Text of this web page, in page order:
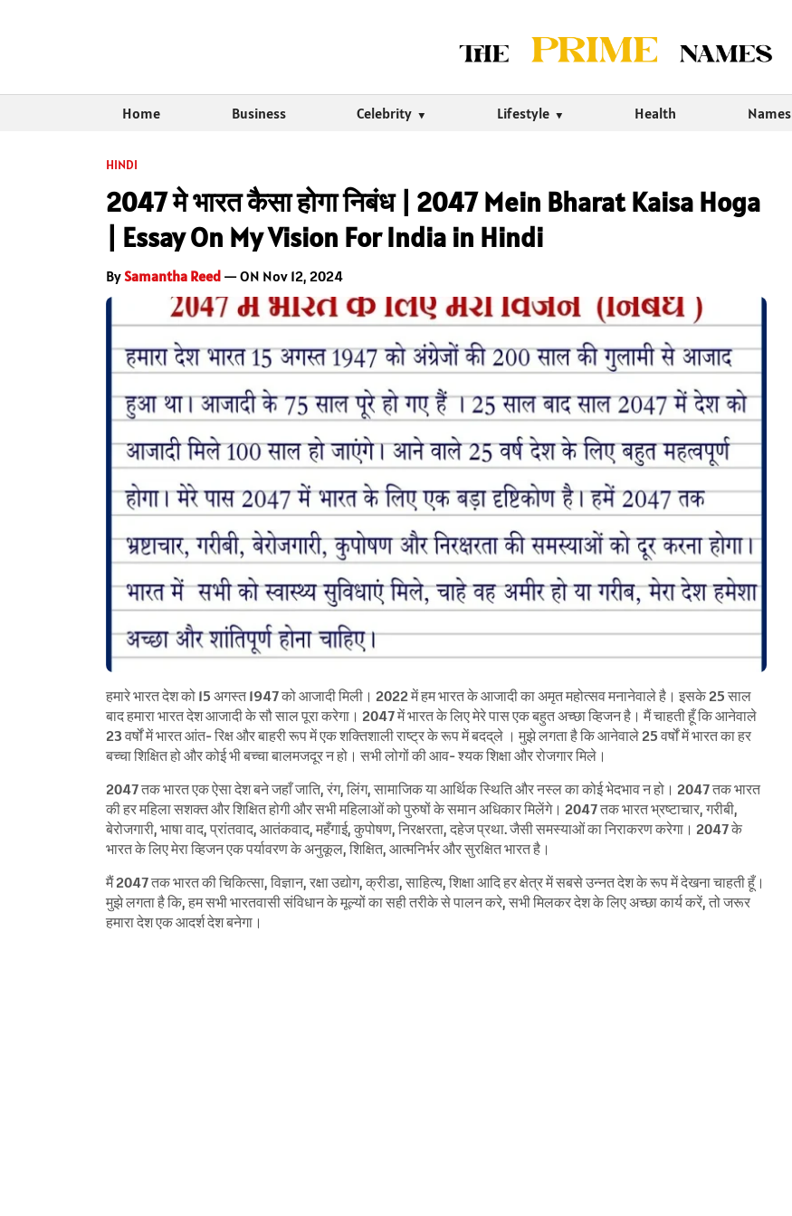
Home Business Celebrity Lifestyle Health Names
HINDI
2047 मे भारत कैसा होगा निबंध | 2047 Mein Bharat Kaisa Hoga
| Essay On My Vision For India in Hindi
BySamantha Reed — ON Nov 12, 2024
हमारे भारत देश को 15 अगस्त 1947 को आजादी मिली। 2022 में हम भारत के आजादी का अमृत महोत्सव मनानेवाले है। इसके 25 साल
बाद हमारा भारत देश आजादी के सौ साल पूरा करेगा। 2047 में भारत के लिए मेरे पास एक बहुत अच्छा व्हिजन है। मैं चाहती हूँ कि आनेवाले
23 वर्षों में भारत आंत- रिक्ष और बाहरी रूप में एक शक्तिशाली राष्ट्र के रूप में बदद्‌ले । मुझे लगता है कि आनेवाले 25 वर्षों में भारत का हर
बच्चा शिक्षित हो और कोई भी बच्चा बालमजदूर न हो। सभी लोगों की आव- श्यक शिक्षा और रोजगार मिले।
2047 तक भारत एक ऐसा देश बने जहाँ जाति, रंग, लिंग, सामाजिक या आर्थिक स्थिति और नस्ल का कोई भेदभाव न हो। 2047 तक भारत
की हर महिला सशक्त और शिक्षित होगी और सभी महिलाओं को पुरुषों के समान अधिकार मिलेंगे। 2047 तक भारत भ्रष्टाचार, गरीबी,
बेरोजगारी, भाषा वाद, प्रांतवाद, आतंकवाद, महँगाई, कुपोषण, निरक्षरता, दहेज प्रथा. जैसी समस्याओं का निराकरण करेगा। 2047 के
भारत के लिए मेरा व्हिजन एक पर्यावरण के अनुकूल, शिक्षित, आत्मनिर्भर और सुरक्षित भारत है।
मैं 2047 तक भारत की चिकित्सा, विज्ञान, रक्षा उद्योग, क्रीडा, साहित्य, शिक्षा आदि हर क्षेत्र में सबसे उन्नत देश के रूप में देखना चाहती हूँ।
मुझे लगता है कि, हम सभी भारतवासी संविधान के मूल्यों का सही तरीके से पालन करे, सभी मिलकर देश के लिए अच्छा कार्य करें, तो जरूर
हमारा देश एक आदर्श देश बनेगा।